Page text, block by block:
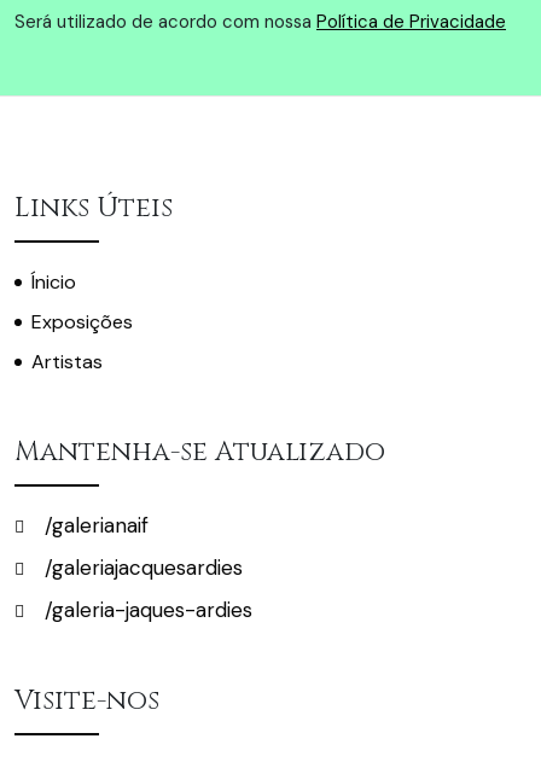
Será utilizado de acordo com nossa Política de Privacidade
Links Úteis
Ínicio
Exposições
Artistas
Mantenha-se Atualizado
/galerianaif
/galeriajacquesardies
/galeria-jaques-ardies
Visite-nos